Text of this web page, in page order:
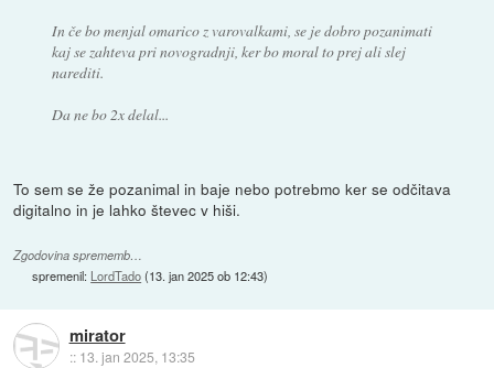
In če bo menjal omarico z varovalkami, se je dobro pozanimati
kaj se zahteva pri novogradnji, ker bo moral to prej ali slej
narediti.
Da ne bo 2x delal...
To sem se že pozanimal in baje nebo potrebmo ker se odčitava
digitalno in je lahko števec v hiši.
Zgodovina sprememb…
spremenil: LordTado(13. jan 2025 ob 12:43)
mirator
:: 13. jan 2025, 13:35